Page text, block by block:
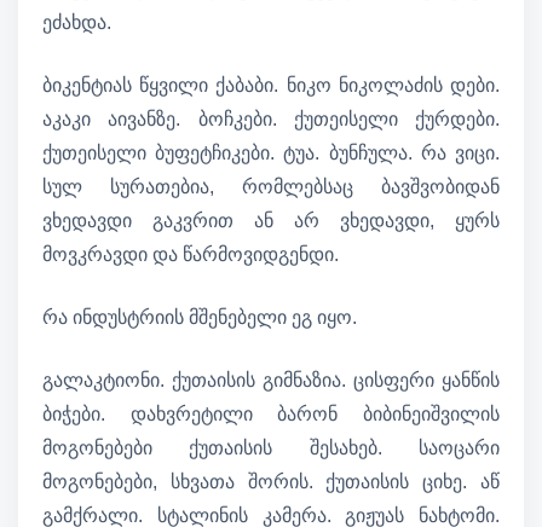
ეძახდა.
ბიკენტიას წყვილი ქაბაბი. ნიკო ნიკოლაძის დები.
აკაკი აივანზე. ბოჩკები. ქუთეისელი ქურდები.
ქუთეისელი ბუფეტჩიკები. ტუა. ბუნჩულა. რა ვიცი.
სულ სურათებია, რომლებსაც ბავშვობიდან
ვხედავდი გაკვრით ან არ ვხედავდი, ყურს
მოვკრავდი და წარმოვიდგენდი.
რა ინდუსტრიის მშენებელი ეგ იყო.
გალაკტიონი. ქუთაისის გიმნაზია. ცისფერი ყანწის
ბიჭები. დახვრეტილი ბარონ ბიბინეიშვილის
მოგონებები ქუთაისის შესახებ. საოცარი
მოგონებები, სხვათა შორის. ქუთაისის ციხე. აწ
გამქრალი. სტალინის კამერა. გიჟუას ნახტომი.